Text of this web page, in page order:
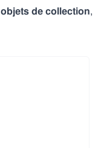
objets de collection,